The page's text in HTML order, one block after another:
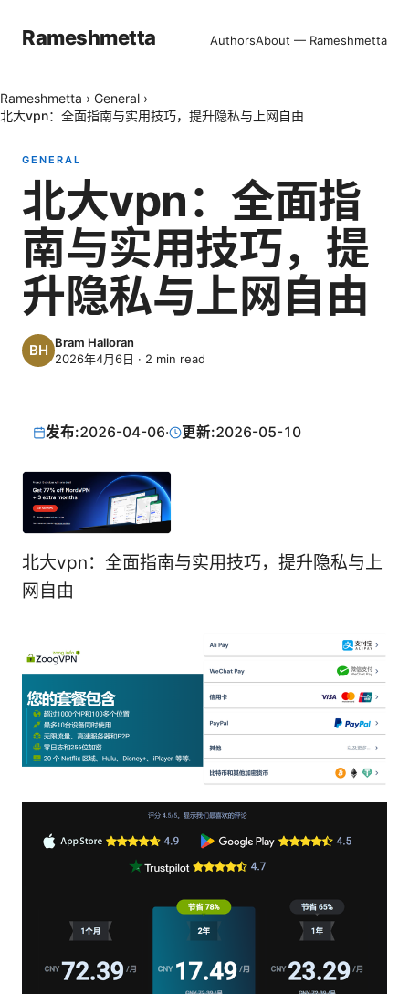
Rameshmetta AuthorsAbout — Rameshmetta
Rameshmetta › General ›
北大vpn：全面指南与实用技巧，提升隐私与上网自由
GENERAL
北大vpn：全面指
南与实用技巧，提
升隐私与上网自由
Bram Halloran
2026年4月6日 · 2 min read
发布:2026-04-06· 更新:2026-05-10
北大vpn：全面指南与实用技巧，提升隐私与上
网自由